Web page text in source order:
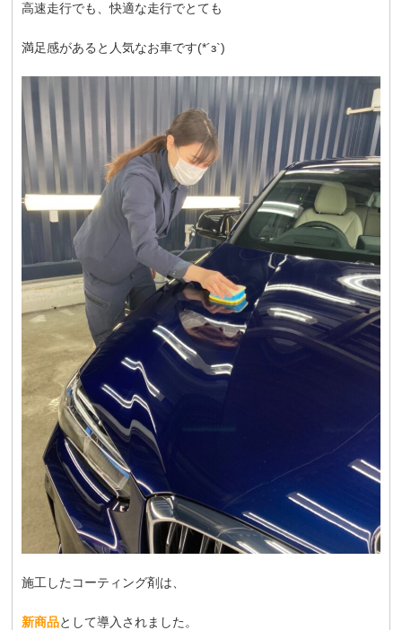
高速走行でも、快適な走行でとても
満足感があると人気なお車です(*´з`)
施工したコーティング剤は、
新商品として導入されました。